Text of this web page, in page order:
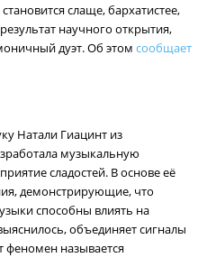
слаще, бархатистее,
научного открытия,
дуэт. Об этом сообщает
Натали Гиацинт из
музыкальную
сладостей. В основе её
демонстрирующие, что
способны влиять на
объединяет сигналы
феномен называется